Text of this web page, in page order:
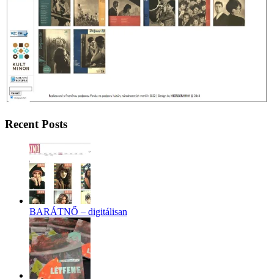
Recent Posts
BARÁTNŐ – digitálisan